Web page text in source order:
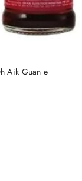
Aik Guan e